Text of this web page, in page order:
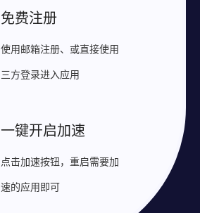
免费注册
使用邮箱注册、或直接使用
三方登录进入应用
一键开启加速
点击加速按钮，重启需要加
速的应用即可